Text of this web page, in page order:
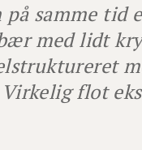
på samme tid
med lidt
flot